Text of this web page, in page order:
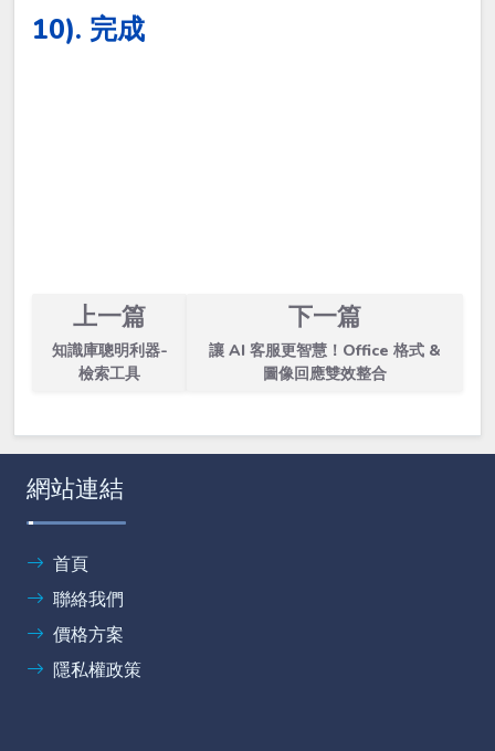
10). 完成
上一篇
知識庫聰明利器-
檢索工具
下一篇
讓 AI 客服更智慧！Office 格式 &
圖像回應雙效整合
網站連結
首頁
聯絡我們
價格方案
隱私權政策